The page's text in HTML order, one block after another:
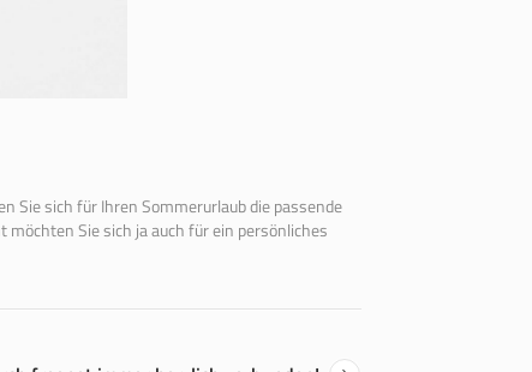
Sie sich für Ihren Sommerurlaub die passende
möchten Sie sich ja auch für ein persönliches